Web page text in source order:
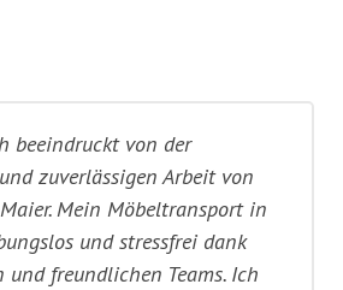
beeindruckt von der
zuverlässigen Arbeit von
Mein Möbeltransport in
und stressfrei dank
und freundlichen Teams. Ich